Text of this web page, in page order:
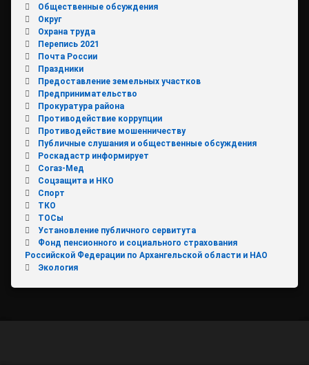
Общественные обсуждения
Округ
Охрана труда
Перепись 2021
Почта России
Праздники
Предоставление земельных участков
Предпринимательство
Прокуратура района
Противодействие коррупции
Противодействие мошенничеству
Публичные слушания и общественные обсуждения
Роскадастр информирует
Согаз-Мед
Соцзащита и НКО
Спорт
ТКО
ТОСы
Установление публичного сервитута
Фонд пенсионного и социального страхования
Российской Федерации по Архангельской области и НАО
Экология